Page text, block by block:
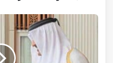
ٹرمپ